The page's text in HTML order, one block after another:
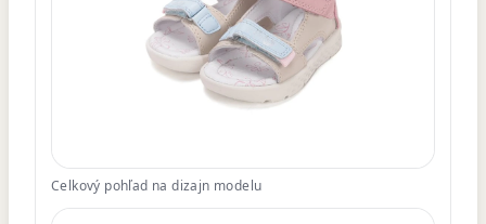
Celkový pohľad na dizajn modelu